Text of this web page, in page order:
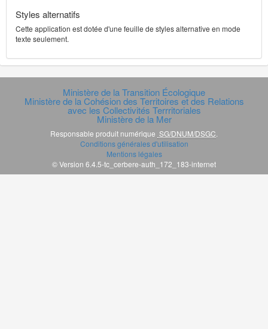
Styles alternatifs
Cette application est dotée d'une feuille de styles alternative en mode
texte seulement.
Ministère de la Transition Écologique
Ministère de la Cohésion des Territoires et des Relations
avec les Collectivités Terrritoriales
Ministère de la Mer
Responsable produit numérique SG/DNUM/DSGC
Conditions générales d'utilisation
Mentions légales
© Version 6.4.5-tc_cerbere-auth_172_183-internet